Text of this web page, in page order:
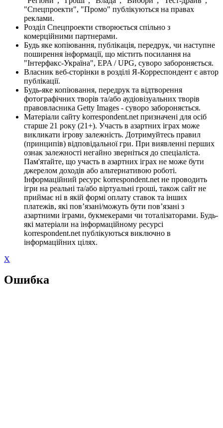
"Спецпроекти", "Промо" публікуються на правах
реклами.
Розділ Спецпроекти створюється спільно з
комерційними партнерами.
Будь яке копіювання, публікація, передрук, чи наступне
поширення інформації, що містить посилання на
"Інтерфакс-Україна", EPA / UPG, суворо забороняється.
Власник веб-сторінки в розділі Я-Корреспондент є автор
публікації.
Будь-яке копіювання, передрук та відтворення
фотографічних творів та/або аудіовізуальних творів
правовласника Getty Images - суворо забороняється.
Матеріали сайту korrespondent.net призначені для осіб
старше 21 року (21+). Участь в азартних іграх може
викликати ігрову залежність. Дотримуйтесь правил
(принципів) відповідальної гри. При виявленні перших
ознак залежності негайно зверніться до спеціаліста.
Пам'ятайте, що участь в азартних іграх не може бути
джерелом доходів або альтернативою роботі.
Інформаційний ресурс korrespondent.net не проводить
ігри на реальні та/або віртуальні гроші, також сайт не
приймає ні в якій формі оплату ставок та інших
платежів, які пов’язані/можуть бути пов’язані з
азартними іграми, букмекерами чи тоталізаторами. Будь-
які матеріали на інформаційному ресурсі
korrespondent.net публікуються виключно в
інформаційних цілях.
X
Ошибка